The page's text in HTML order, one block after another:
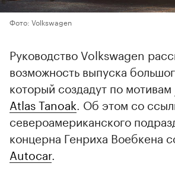
Фото: Volkswagen
Руководство Volkswagen
возможность выпуска
который создадут по мотивам
Atlas Tanoak . Об этом со
североамериканского
концерна Генриха Воебкена
Autocar.